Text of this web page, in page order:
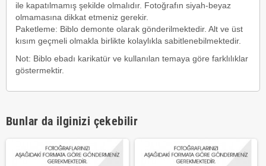
ile kapatılmamış şekilde olmalıdır. Fotoğrafın siyah-beyaz
olmamasına dikkat etmeniz gerekir.
Paketleme: Biblo demonte olarak gönderilmektedir. Alt ve üst
kısım geçmeli olmakla birlikte kolaylıkla sabitlenebilmektedir.
Not: Biblo ebadı karikatür ve kullanılan temaya göre farklılıklar
göstermektir.
Bunlar da ilginizi çekebilir